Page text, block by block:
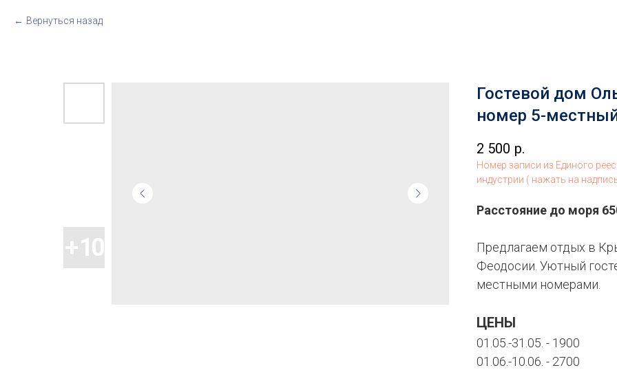
Вернуться назад
Гостевой дом
номер 5-
2 500 р.
Номер записи из Единого
индустрии ( нажать на
Расстояние до моря
Предлагаем отдых в
Феодосии. Уютный
местными номерами.
ЦЕНЫ
01.05.-31.05. - 1900
01.06.-10.06. - 2700